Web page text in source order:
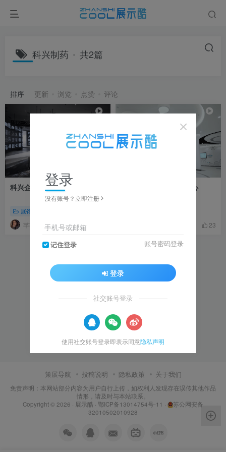
科兴制药 共2篇
排序 更新 浏览 点赞 评论
科兴企业展厅 实拍视频
展馆展厅
芊芊若影
科兴制药多媒体展示中心
23
策展导航 投稿说明 隐私政策 关于我们
免责声明：本网站部分内容为用户自行上传，如权利人发现存在误传其他作品
情形，请及时与本站联系。
Copyright © 2026 · 展示酷 · 鄂ICP备13014754号-11 ·
苏公网安备
32010502010928
登录
没有账号？立即注册
手机号或邮箱
记住登录 账号密码登录
登录
社交账号登录
使用社交账号登录即表示同意隐私声明